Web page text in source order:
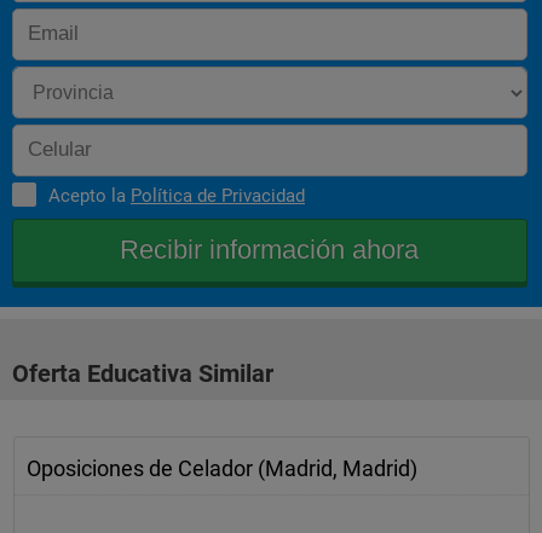
Acepto la Política de Privacidad
Oferta Educativa Similar
Oposiciones de Celador (Madrid, Madrid)